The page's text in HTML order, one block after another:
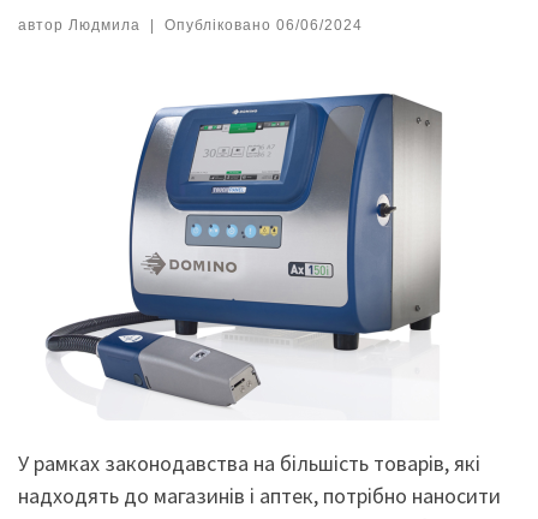
автор Людмила | Опубліковано 06/06/2024
У рамках законодавства на більшість товарів, які
надходять до магазинів і аптек, потрібно наносити